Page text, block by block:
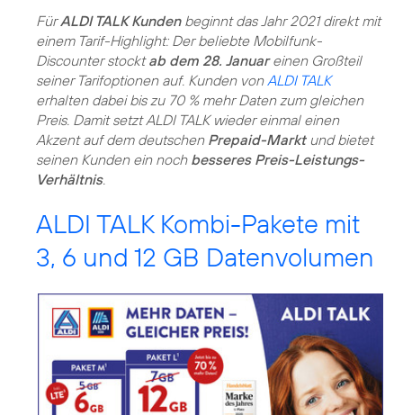
FürALDI TALK Kundenbeginnt das Jahr 2021 direkt mit
einem Tarif-Highlight: Der beliebte Mobilfunk-
Discounter stocktab dem 28. Januareinen Großteil
seiner Tarifoptionen auf. Kunden vonALDI TALK
erhalten dabei bis zu 70 % mehr Daten zum gleichen
Preis. Damit setzt ALDI TALK wieder einmal einen
Akzent auf dem deutschen Prepaid-Marktund bietet
seinen Kunden ein noch besseres Preis-Leistungs-
Verhältnis.
ALDI TALK Kombi-Pakete mit
3, 6 und 12 GB Datenvolumen